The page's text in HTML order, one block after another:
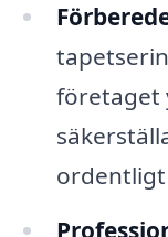
företaget
ordentligt